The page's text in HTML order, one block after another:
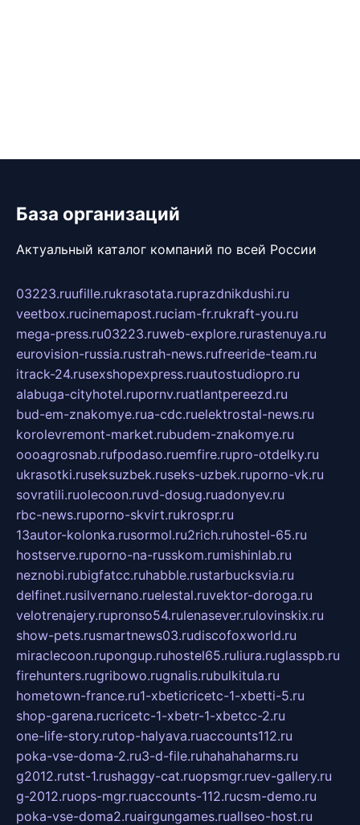
База организаций
Актуальный каталог компаний по всей России
03223.ruufille.rukrasotata.ruprazdnikdushi.ru
veetbox.rucinemapost.ruciam-fr.rukraft-you.ru
mega-press.ru03223.ruweb-explore.rurastenuya.ru
eurovision-russia.rustrah-news.rufreeride-team.ru
itrack-24.rusexshopexpress.ruautostudiopro.ru
alabuga-cityhotel.rupornv.ruatlantpereezd.ru
bud-em-znakomye.rua-cdc.ruelektrostal-news.ru
korolevremont-market.rubudem-znakomye.ru
oooagrosnab.rufpodaso.ruemfire.rupro-otdelky.ru
ukrasotki.ruseksuzbek.ruseks-uzbek.ruporno-vk.ru
sovratili.ruolecoon.ruvd-dosug.ruadonyev.ru
rbc-news.ruporno-skvirt.rukrospr.ru
13autor-kolonka.rusormol.ru2rich.ruhostel-65.ru
hostserve.ruporno-na-russkom.rumishinlab.ru
neznobi.rubigfatcc.ruhabble.rustarbucksvia.ru
delfinet.rusilvernano.ruelestal.ruvektor-doroga.ru
velotrenajery.rupronso54.rulenasever.rulovinskix.ru
show-pets.rusmartnews03.rudiscofoxworld.ru
miraclecoon.rupongup.ruhostel65.ruliura.ruglasspb.ru
firehunters.rugribowo.rugnalis.rubulkitula.ru
hometown-france.ru1-xbeticricetc-1-xbetti-5.ru
shop-garena.rucricetc-1-xbetr-1-xbetcc-2.ru
one-life-story.rutop-halyava.ruaccounts112.ru
poka-vse-doma-2.ru3-d-file.ruhahahaharms.ru
g2012.rutst-1.rushaggy-cat.ruopsmgr.ruev-gallery.ru
g-2012.ruops-mgr.ruaccounts-112.rucsm-demo.ru
poka-vse-doma2.ruairgungames.ruallseo-host.ru